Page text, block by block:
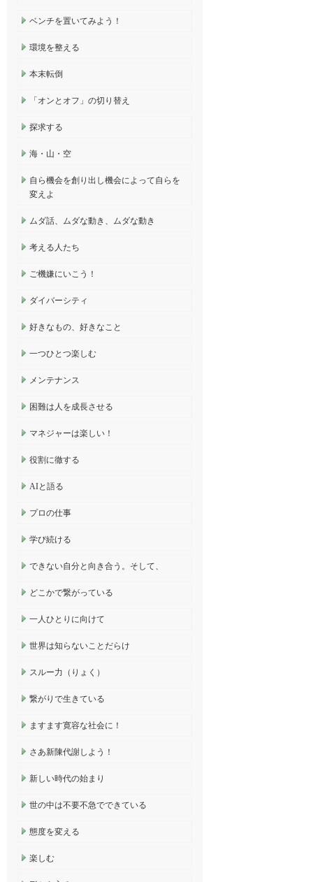
ベンチを置いてみよう！
環境を整える
本末転倒
「オンとオフ」の切り替え
探求する
海・山・空
自ら機会を創り出し機会によって自らを
変えよ
ムダ話、ムダな動き、ムダな動き
考える人たち
ご機嫌にいこう！
ダイバーシティ
好きなもの、好きなこと
一つひとつ楽しむ
メンテナンス
困難は人を成長させる
マネジャーは楽しい！
役割に徹する
AIと語る
プロの仕事
学び続ける
できない自分と向き合う。そして、
どこかで繋がっている
一人ひとりに向けて
世界は知らないことだらけ
スルー力（りょく）
繋がりで生きている
ますます寛容な社会に！
さあ新陳代謝しよう！
新しい時代の始まり
世の中は不要不急でできている
態度を変える
楽しむ